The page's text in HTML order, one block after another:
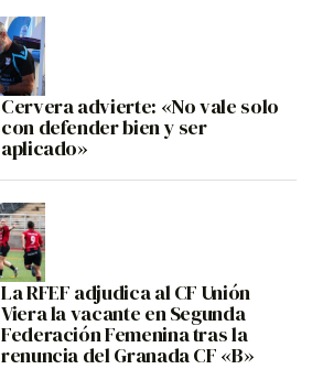
Cervera advierte: «No vale solo
con defender bien y ser
aplicado»
La RFEF adjudica al CF Unión
Viera la vacante en Segunda
Federación Femenina tras la
renuncia del Granada CF «B»